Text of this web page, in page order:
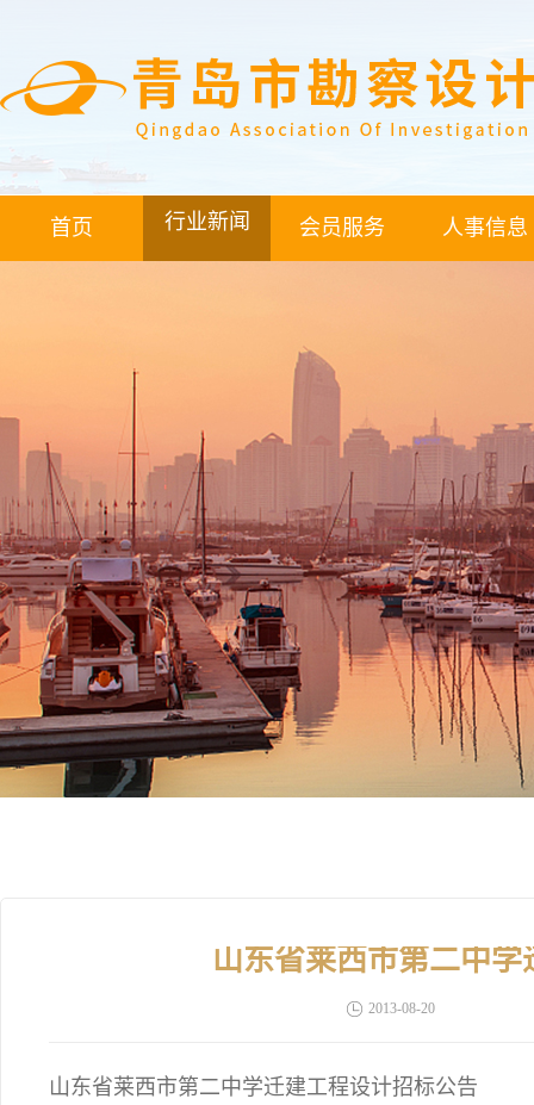
首页 行业新闻 会员服务 人事信息
山东省莱西市第二中
2013-08-20
山东省莱西市第二中学迁建工程设计招标公告